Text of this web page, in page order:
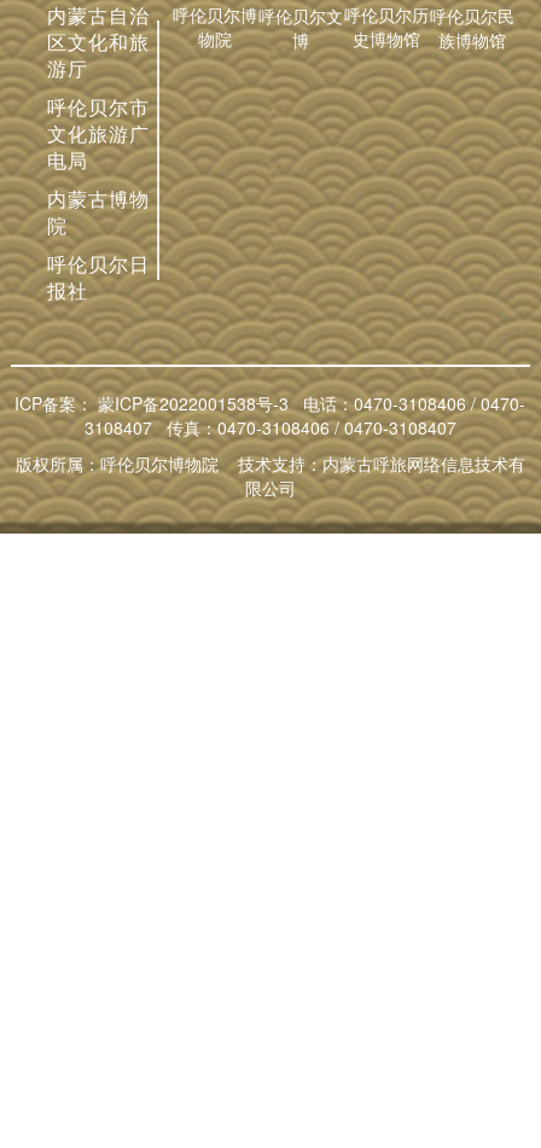
内蒙古自治
区文化和旅
游厅
呼伦贝尔市
文化旅游广
电局
内蒙古博物
院
呼伦贝尔日
报社
呼伦贝尔博
物院
呼伦贝尔文
博
呼伦贝尔历
史博物馆
呼伦贝尔民
族博物馆
ICP备案： 蒙ICP备2022001538号-3电话：0470-3108406 / 0470-
3108407 传真：0470-3108406 / 0470-3108407
版权所属：呼伦贝尔博物院 技术支持：内蒙古呼旅网络信息技术有
限公司